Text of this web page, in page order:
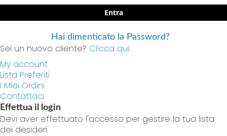
Entra
Hai dimenticato la Password?
Sei un nuovo cliente? Clicca qui.
My account
Lista Preferiti
I Miei Ordini
Contattaci
Effettua il login
Devi aver effettuato l'accesso per gestire la tua lista
dei desideri.